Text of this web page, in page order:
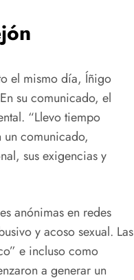
el mismo día, Íñigo
su comunicado, el
“Llevo tiempo
comunicado,
sus exigencias y
anónimas en redes
y acoso sexual. Las
e incluso como
a generar un